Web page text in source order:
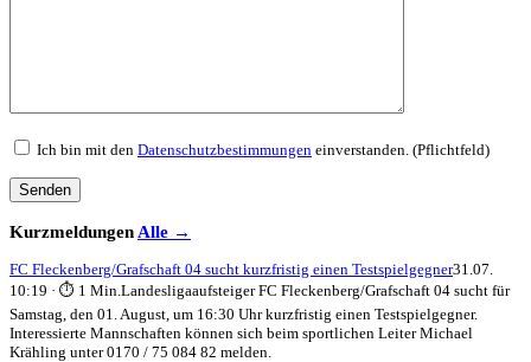
Ich bin mit den Datenschutzbestimmungen einverstanden. (Pflichtfeld)
Kurzmeldungen Alle →
FC Fleckenberg/Grafschaft 04 sucht kurzfristig einen Testspielgegner31.07.
10:19 · ⏱ 1 Min. Landesligaaufsteiger FC Fleckenberg/Grafschaft 04 sucht für
Samstag, den 01. August, um 16:30 Uhr kurzfristig einen Testspielgegner.
Interessierte Mannschaften können sich beim sportlichen Leiter Michael
Krähling unter 0170 / 75 084 82 melden.